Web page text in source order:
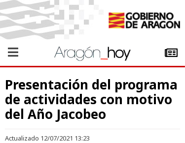
Presentación del programa
de actividades con motivo
del Año Jacobeo
Actualizado 12/07/2021 13:23